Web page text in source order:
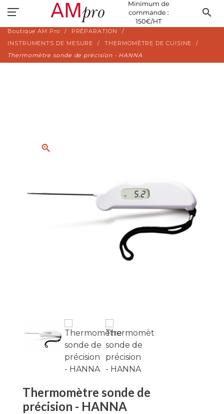
search
Boutique AM Pro
PRÉPARATION
INSTRUMENTS DE MESURE
THERMOMÈTRE DE CUISINE
Thermomètre sonde de précision - HANNA
zoom_in
Thermomètre sonde de
précision - HANNA